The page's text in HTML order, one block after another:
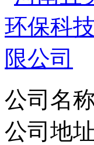
公司名
公司地